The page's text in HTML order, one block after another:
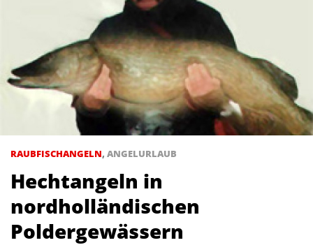
RAUBFISCHANGELN, ANGELURLAUB
Hechtangeln in
nordholländischen
Poldergewässern